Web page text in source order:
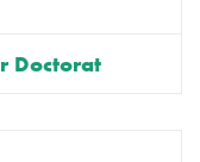
Doctorat